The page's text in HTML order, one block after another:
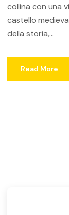
collina con una
castello
della storia,...
Read More